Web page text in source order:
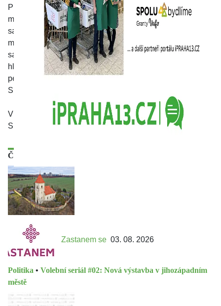
Praze. Účelem spolku je také naplnění
mise zlepšování komunikace občanů a místních
samospráv. Spolek dlouhodobě usiluje, aby se zvýšila
míra spolupráce neziskového sektoru a zástupců místních
samospráv v Praze (úřady městské části, magistrát
hlavního města Prahy, případně další úřady) na společné
péči o kvalitu života občanů Prahy.
Spolek provozuje tento portál ipraha13.cz
V roce 2025 činnost spolku podpořena grantovou výzvou
SPOLU BYDLÍME v programu Granty VAFO.
Články
Zastanem se 03. 08. 2026
Politika • Volební seriál #02: Nová výstavba v jihozápadním
městě